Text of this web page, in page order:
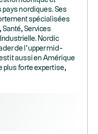
pays nordiques. Ses
spécialisées
Services
Nordic
de l’upper mid-
aussi en Amérique
plus forte expertise,